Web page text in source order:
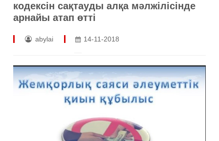
кодексін сақтауды алқа мәлжілісінде
арнайы атап өтті
abylai 14-11-2018